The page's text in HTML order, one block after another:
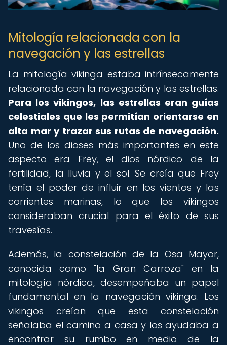
Mitología relacionada con la
navegación y las estrellas
La mitología vikinga estaba intrínsecamente
relacionada con la navegación y las estrellas.
Para los vikingos, las estrellas eran guías
celestiales que les permitían orientarse en
alta mar y trazar sus rutas de navegación.
Uno de los dioses más importantes en este
aspecto era Frey, el dios nórdico de la
fertilidad, la lluvia y el sol. Se creía que Frey
tenía el poder de influir en los vientos y las
corrientes marinas, lo que los vikingos
consideraban crucial para el éxito de sus
travesías.
Además, la constelación de la Osa Mayor,
conocida como "la Gran Carroza" en la
mitología nórdica, desempeñaba un papel
fundamental en la navegación vikinga. Los
vikingos creían que esta constelación
señalaba el camino a casa y los ayudaba a
encontrar su rumbo en medio de la